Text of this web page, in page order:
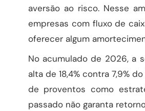
aversão ao risco. Nesse
empresas com fluxo de
oferecer algum
No acumulado de 2026, a
alta de 18,4% contra 7,9%
de proventos como
passado não garanta